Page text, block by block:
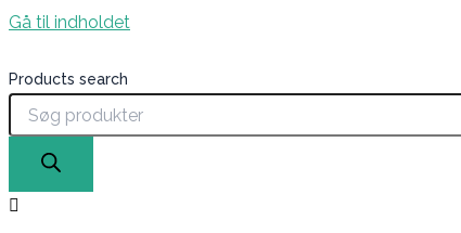
Gå til indholdet
Products search